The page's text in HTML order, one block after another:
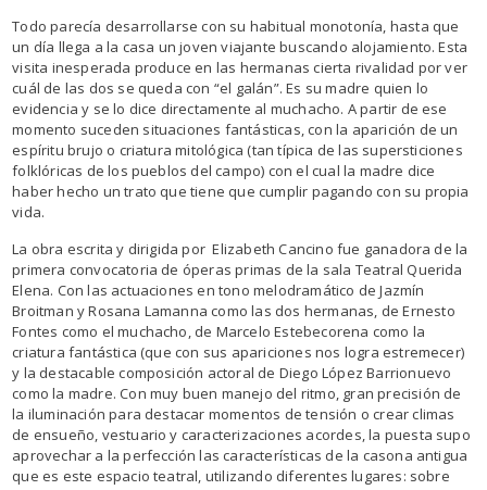
Todo parecía desarrollarse con su habitual monotonía, hasta que
un día llega a la casa un joven viajante buscando alojamiento. Esta
visita inesperada produce en las hermanas cierta rivalidad por ver
cuál de las dos se queda con “el galán”. Es su madre quien lo
evidencia y se lo dice directamente al muchacho. A partir de ese
momento suceden situaciones fantásticas, con la aparición de un
espíritu brujo o criatura mitológica (tan típica de las supersticiones
folklóricas de los pueblos del campo) con el cual la madre dice
haber hecho un trato que tiene que cumplir pagando con su propia
vida.
La obra escrita y dirigida por Elizabeth Cancino fue ganadora de la
primera convocatoria de óperas primas de la sala Teatral Querida
Elena. Con las actuaciones en tono melodramático de Jazmín
Broitman y Rosana Lamanna como las dos hermanas, de Ernesto
Fontes como el muchacho, de Marcelo Estebecorena como la
criatura fantástica (que con sus apariciones nos logra estremecer)
y la destacable composición actoral de Diego López Barrionuevo
como la madre. Con muy buen manejo del ritmo, gran precisión de
la iluminación para destacar momentos de tensión o crear climas
de ensueño, vestuario y caracterizaciones acordes, la puesta supo
aprovechar a la perfección las características de la casona antigua
que es este espacio teatral, utilizando diferentes lugares: sobre